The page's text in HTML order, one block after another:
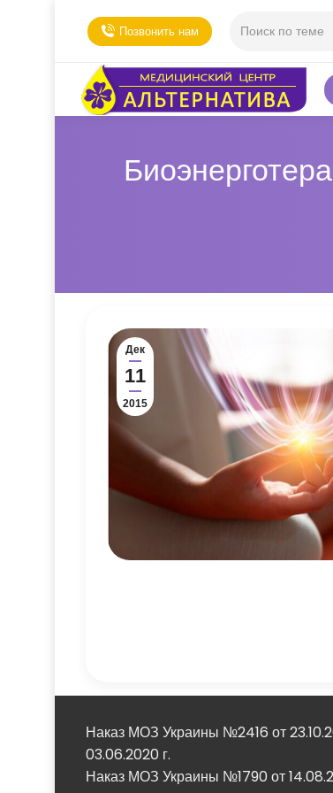
Позвонить нам
Дек
11
2015
Наказ МОЗ Украины №2416 от
03.06.2020 г.
Наказ МОЗ Украины №1790 от